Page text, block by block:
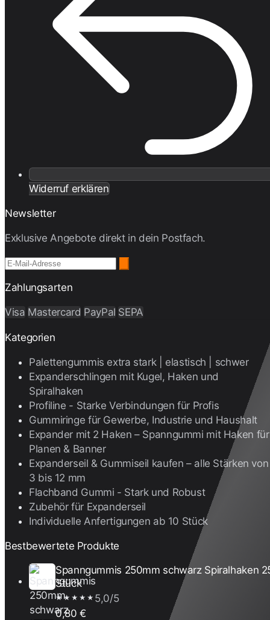
Widerruf erklären
Newsletter
Exklusive Angebote direkt in dein Postfach.
Zahlungsarten
Visa Mastercard PayPal SEPA
Kategorien
Palettengummis extra stark | elastisch | schwer
Expanderschlingen mit Kugel, Haken und
Spiralhaken
Profiline - Starke Verbindungen für Profis
Gummiringe für Gewerbe, Industrie und Haushalt
Expander mit 2 Haken – Spanngummi mit Haken für
Planen & Banner
Expanderseil & Gummiseil kaufen – alle Stärken von
3 bis 12 mm
Flachband Gummi - Stark und Robust
Zubehör für Expanderseil
Individuelle Anfertigungen ab 10 Stück
Bestbewertete Produkte
Spanngummis 250mm schwarz Spiralhaken
Stück
★★★★★ 5,0/5
0,80 €